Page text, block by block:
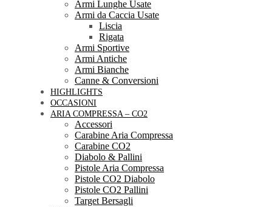
Armi Lunghe Usate
Armi da Caccia Usate
Liscia
Rigata
Armi Sportive
Armi Antiche
Armi Bianche
Canne & Conversioni
HIGHLIGHTS
OCCASIONI
ARIA COMPRESSA – CO2
Accessori
Carabine Aria Compressa
Carabine CO2
Diabolo & Pallini
Pistole Aria Compressa
Pistole CO2 Diabolo
Pistole CO2 Pallini
Target Bersagli